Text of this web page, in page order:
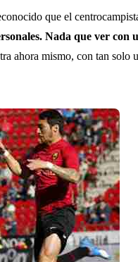
que el
Nada que ver con
ahora mismo, con tan